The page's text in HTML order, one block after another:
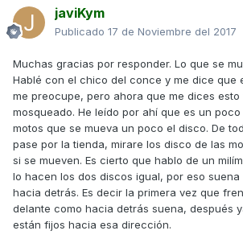
javiKym
Publicado 17 de Noviembre del 2017
Muchas gracias por responder. Lo que se
Hablé con el chico del conce y me dice que
me preocupe, pero ahora que me dices esto
mosqueado. He leído por ahí que es un
motos que se mueva un poco el disco. De
pase por la tienda, mirare los disco de las
si se mueven. Es cierto que hablo de un
lo hacen los dos discos igual, por eso
hacia detrás. Es decir la primera vez que
delante como hacia detrás suena, después
están fijos hacia esa dirección.